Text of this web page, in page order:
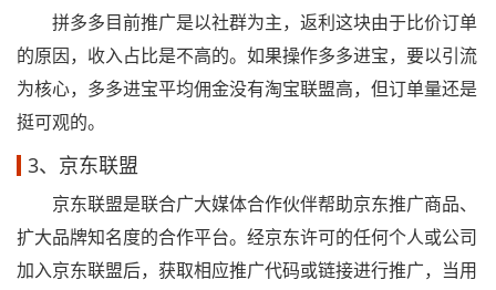
拼多多目前推广是以社群为主，返利这块由于比价订单
的原因，收入占比是不高的。如果操作多多进宝，要以引流
为核心，多多进宝平均佣金没有淘宝联盟高，但订单量还是
挺可观的。
3、京东联盟
京东联盟是联合广大媒体合作伙伴帮助京东推广商品、
扩大品牌知名度的合作平台。经京东许可的任何个人或公司
加入京东联盟后，获取相应推广代码或链接进行推广，当用